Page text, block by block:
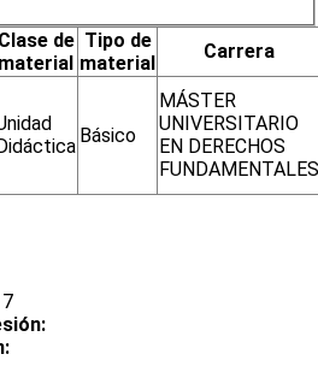
Clase de
material
Tipo de
material
Carrera
Básico
MÁSTER
UNIVERSITARIO
EN DERECHOS
FUNDAMENTALES